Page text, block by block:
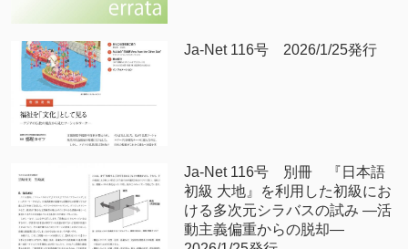
Ja-Net 116号 2026/1/25発行
Ja-Net 116号 別冊 『日本語
初級 大地』を利用した初級にお
ける多次元シラバスの試み —活
動主義偏重からの脱却—